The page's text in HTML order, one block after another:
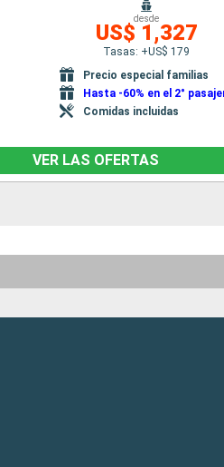
desde
US$ 1,327
Tasas: +US$ 179
Precio especial familias
Hasta -60% en el 2°
Comidas incluidas
VER LAS OFERTAS